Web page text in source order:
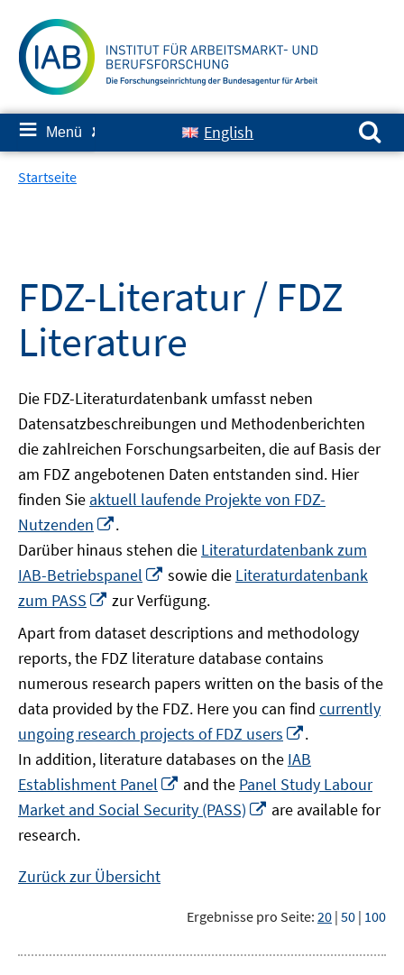
zum
Inhalt
≡ Menü ✘ English
Suchen nach:
Startseite
FDZ-Literatur / FDZ
Literature
Die FDZ-Literaturdatenbank umfasst neben
Datensatzbeschreibungen und Methodenberichten
die zahlreichen Forschungsarbeiten, die auf Basis der
am FDZ angebotenen Daten entstanden sind. Hier
finden Sie aktuell laufende Projekte von FDZ-
Nutzenden
neuem
Fenster
öffnen
.
Darüber hinaus stehen die Literaturdatenbank zum
IAB-Betriebspanel
In
neuem
Fenster
öffnen
sowie die Literaturdatenbank
zum PASS
In
Fenster
öffnen
zur Verfügung.
Apart from dataset descriptions and methodology
reports, the FDZ literature database contains
numerous research papers written on the basis of the
data provided by the FDZ. Here you can find currently
ungoing research projects of FDZ users
neuem
Fenster
öffnen
.
In addition, literature databases on the IAB
Establishment Panel
In
neuem
Fenster
and the Panel Study Labour
Market and Social Security (PASS)
In
are available for
research.
Zurück zur Übersicht
Ergebnisse pro Seite: 20 | 50 | 100